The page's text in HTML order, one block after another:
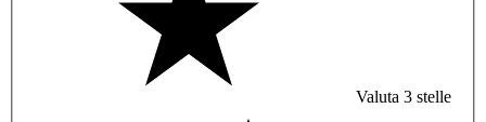
Valuta 3 stelle